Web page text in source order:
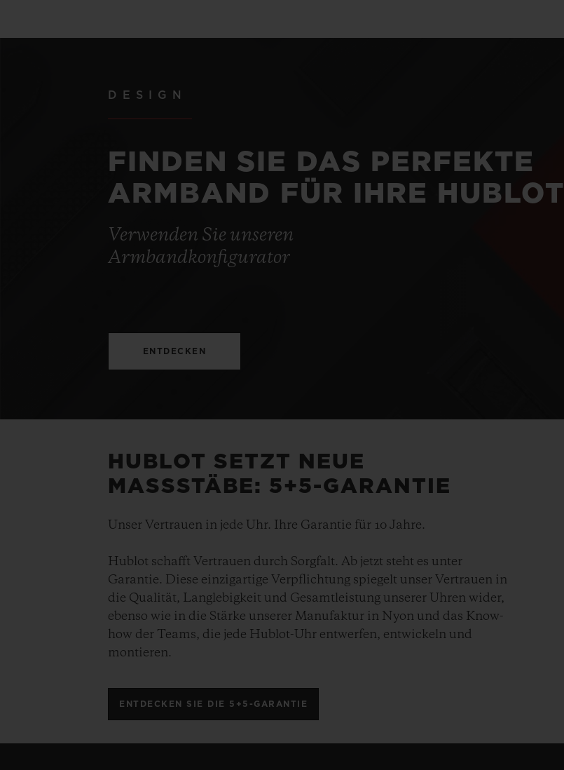
DESIGN
FINDEN SIE DAS PERFEKTE
ARMBAND FÜR IHRE HUBLOT
Verwenden Sie unseren
Armbandkonfigurator
ENTDECKEN
HUBLOT SETZT NEUE
MASSSTÄBE: 5+5-GARANTIE
Unser Vertrauen in jede Uhr. Ihre Garantie für 10 Jahre.
Hublot schafft Vertrauen durch Sorgfalt. Ab jetzt steht es unter
Garantie. Diese einzigartige Verpflichtung spiegelt unser Vertrauen in
die Qualität, Langlebigkeit und Gesamtleistung unserer Uhren wider,
ebenso wie in die Stärke unserer Manufaktur in Nyon und das Know-
how der Teams, die jede Hublot-Uhr entwerfen, entwickeln und
montieren.
ENTDECKEN SIE DIE 5+5-GARANTIE